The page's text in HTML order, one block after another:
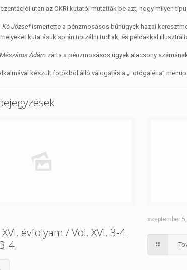
után az OKRI kutatói mutatták be azt, hogy milyen
Kó Józsefismertette a pénzmosásos bűnügyek hazai
kutatásuk során tipizálni tudtak, és példákkal
Ádám zárta a pénzmosásos ügyek alacsony
készült fotókból álló válogatás a „Fotógaléria”
évfolyam / Vol. XVI. 3-4.
4.
szeptember